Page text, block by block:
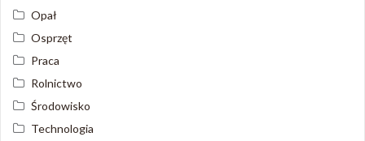
Opał
Osprzęt
Praca
Rolnictwo
Środowisko
Technologia